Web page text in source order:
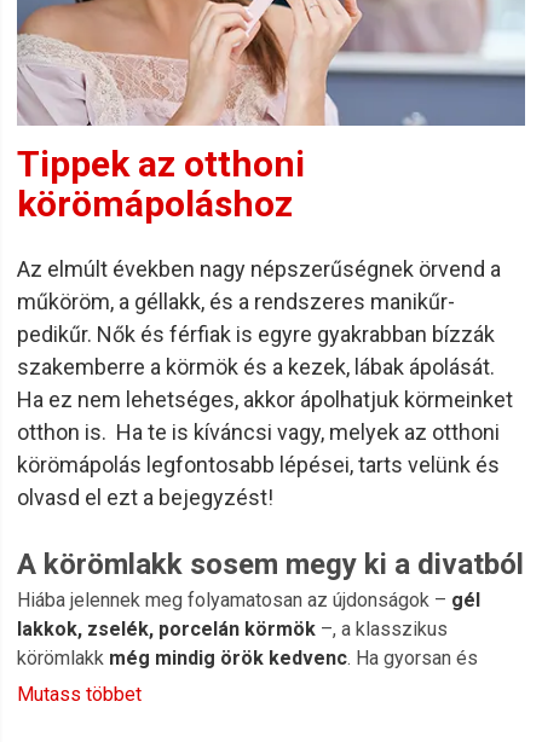
Tippek az otthoni
körömápoláshoz
Az elmúlt években nagy népszerűségnek örvend a
műköröm, a géllakk, és a rendszeres manikűr-
pedikűr. Nők és férfiak is egyre gyakrabban bízzák
szakemberre a körmök és a kezek, lábak ápolását.
Ha ez nem lehetséges, akkor ápolhatjuk körmeinket
otthon is. Ha te is kíváncsi vagy, melyek az otthoni
körömápolás legfontosabb lépései, tarts velünk és
olvasd el ezt a bejegyzést!
A körömlakk sosem megy ki a divatból
Hiába jelennek meg folyamatosan az újdonságok – gél
lakkok, zselék, porcelán körmök –, a klasszikus
körömlakk még mindig örök kedvenc. Ha gyorsan és
egyszerűen szeretnél színt vinni a mindennapjaidba, egy jól
Mutass többet